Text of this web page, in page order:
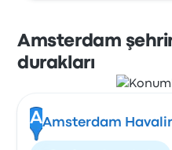
Amsterdam
durakları
AAmsterdam